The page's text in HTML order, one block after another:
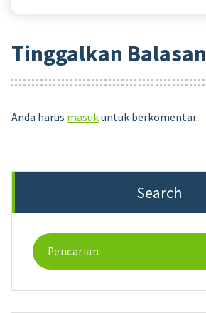
Tinggalkan Balasan
Anda harus masukuntuk berkomentar.
Search
Pencarian
untuk: